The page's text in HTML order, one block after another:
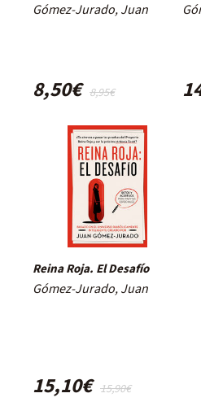
Gómez-Jurado, Juan
8,95€
8,50€
Reina Roja. El Desafío
Gómez-Jurado, Juan
15,90€
15,10€